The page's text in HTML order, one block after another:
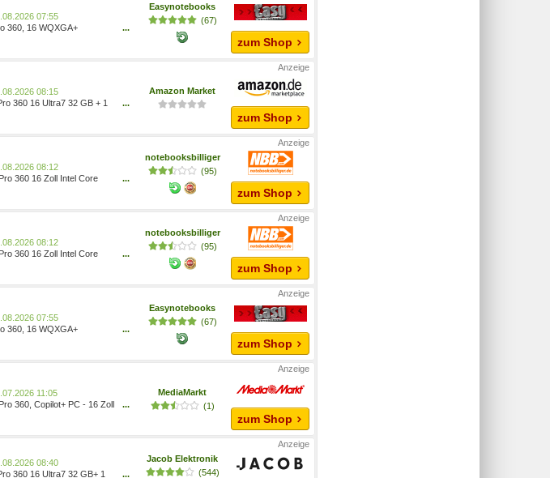
07:55
360, 16 WQXGA+
...
Easynotebooks
(67)
zum Shop
08:15
360 16 Ultra7 32 GB + 1
...
Amazon Market
zum Shop
08:12
360 16 Zoll Intel Core
...
notebooksbilliger
(95)
zum Shop
08:12
360 16 Zoll Intel Core
...
notebooksbilliger
(95)
zum Shop
07:55
360, 16 WQXGA+
...
Easynotebooks
(67)
zum Shop
11:05
360, Copilot+ PC - 16 Zoll
...
MediaMarkt
(1)
zum Shop
08:40
360 16 Ultra7 32 GB+ 1
...
Jacob Elektronik
(544)